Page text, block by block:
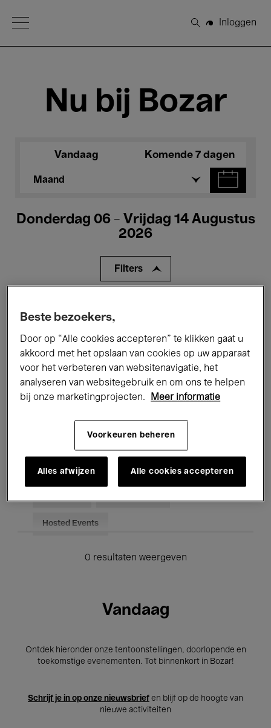
Open Menu
Zoeken
Inloggen
Nu bij Bozar
Vandaag Komende 7 dagen
Maand
Donderdag 06 - Vrijdag 14 Augustus
2026
Filters
Tentoonstellingen Films
Performances Lezingen & Debatten
Klassieke Muziek Global Music
Elektronische Muziek
Voor iedereen Kids’ Palace
Hosted Events
0 resultaten weergeven
Vandaag
Ontdek hieronder onze tentoonstellingen, doorlopende en
toekomstige evenementen. Tot binnenkort in Bozar!
Schrijf je in op onze nieuwsbrief en blijf op de hoogte van
nieuwe activiteiten
Beste bezoekers,
Door op “Alle cookies accepteren” te klikken gaat u
akkoord met het opslaan van cookies op uw apparaat
voor het verbeteren van websitenavigatie, het
analyseren van websitegebruik en om ons te helpen
bij onze marketingprojecten.
Meer informatie
Voorkeuren beheren
Alles afwijzen Alle cookies accepteren